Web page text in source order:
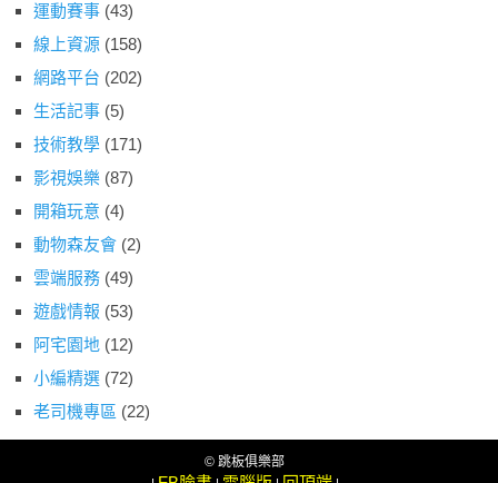
運動賽事 (43)
線上資源 (158)
網路平台 (202)
生活記事 (5)
技術教學 (171)
影視娛樂 (87)
開箱玩意 (4)
動物森友會 (2)
雲端服務 (49)
遊戲情報 (53)
阿宅園地 (12)
小編精選 (72)
老司機專區 (22)
© 跳板俱樂部